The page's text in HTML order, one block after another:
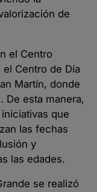
de
el Centro
el Centro de Día
Martín, donde
De esta manera,
que
las fechas
y
las edades.
se realizó